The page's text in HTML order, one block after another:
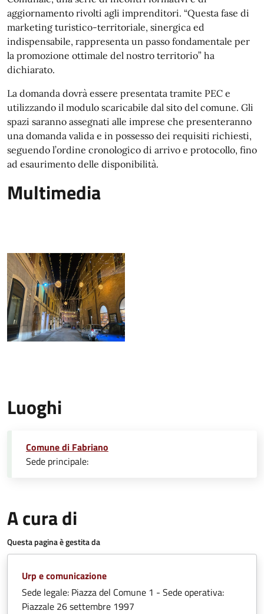
aggiornamento rivolti agli imprenditori. “Questa fase di
marketing turistico-territoriale, sinergica ed
indispensabile, rappresenta un passo fondamentale per
la promozione ottimale del nostro territorio” ha
dichiarato.
La domanda dovrà essere presentata tramite PEC e
utilizzando il modulo scaricabile dal sito del comune. Gli
spazi saranno assegnati alle imprese che presenteranno
una domanda valida e in possesso dei requisiti richiesti,
seguendo l’ordine cronologico di arrivo e protocollo, fino
ad esaurimento delle disponibilità.
Multimedia
Luoghi
Comune di Fabriano
Sede principale:
A cura di
Questa pagina è gestita da
Urp e comunicazione
Sede legale: Piazza del Comune 1 - Sede operativa:
Piazzale 26 settembre 1997